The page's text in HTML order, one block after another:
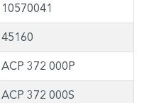
10570041
45160
ACP 372 000P
ACP 372 000S